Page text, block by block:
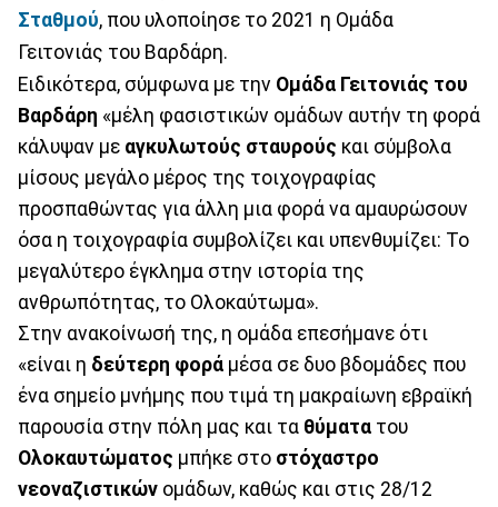
Σταθμού, που υλοποίησε το 2021 η Ομάδα
Γειτονιάς του Βαρδάρη.
Ειδικότερα, σύμφωνα με την Ομάδα Γειτονιάς του
Βαρδάρη «μέλη φασιστικών ομάδων αυτήν τη φορά
κάλυψαν με αγκυλωτούς σταυρούς και σύμβολα
μίσους μεγάλο μέρος της τοιχογραφίας
προσπαθώντας για άλλη μια φορά να αμαυρώσουν
όσα η τοιχογραφία συμβολίζει και υπενθυμίζει: Το
μεγαλύτερο έγκλημα στην ιστορία της
ανθρωπότητας, το Ολοκαύτωμα».
Στην ανακοίνωσή της, η ομάδα επεσήμανε ότι
«είναι η δεύτερη φορά μέσα σε δυο βδομάδες που
ένα σημείο μνήμης που τιμά τη μακραίωνη εβραϊκή
παρουσία στην πόλη μας και τα θύματα του
Ολοκαυτώματος μπήκε στο στόχαστρο
νεοναζιστικών ομάδων, καθώς και στις 28/12